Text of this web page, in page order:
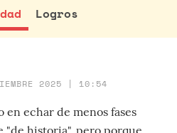
Logros
2025 | 10:54
en echar de menos fases
"de historia", pero porque